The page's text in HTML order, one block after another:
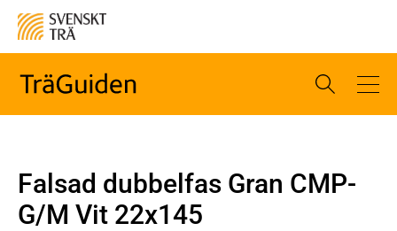
Falsad dubbelfas Gran CMP-
G/M Vit 22x145